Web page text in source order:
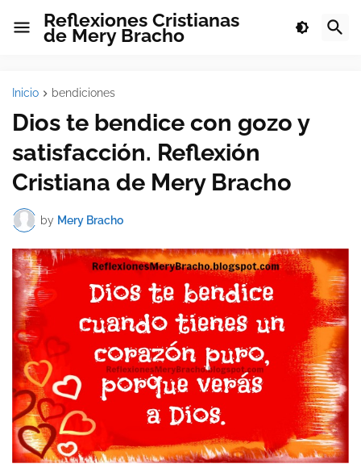
Reflexiones Cristianas
de Mery Bracho
Inicio bendiciones
Dios te bendice con gozo y
satisfacción. Reflexión
Cristiana de Mery Bracho
by Mery Bracho